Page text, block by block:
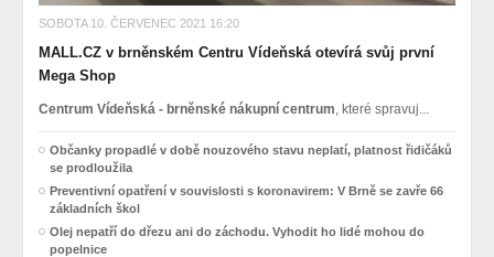
SOBOTA 10. ČERVENEC 2021 16:20
MALL.CZ v brněnském Centru Vídeňská otevírá svůj první
Mega Shop
Centrum Vídeňská - brněnské nákupní centrum , které spravuj...
Občanky propadlé v době nouzového stavu neplatí, platnost řidičáků
se prodloužila
Preventivní opatření v souvislosti s koronavirem: V Brně se zavře 66
základních škol
Olej nepatří do dřezu ani do záchodu. Vyhodit ho lidé mohou do
popelnice